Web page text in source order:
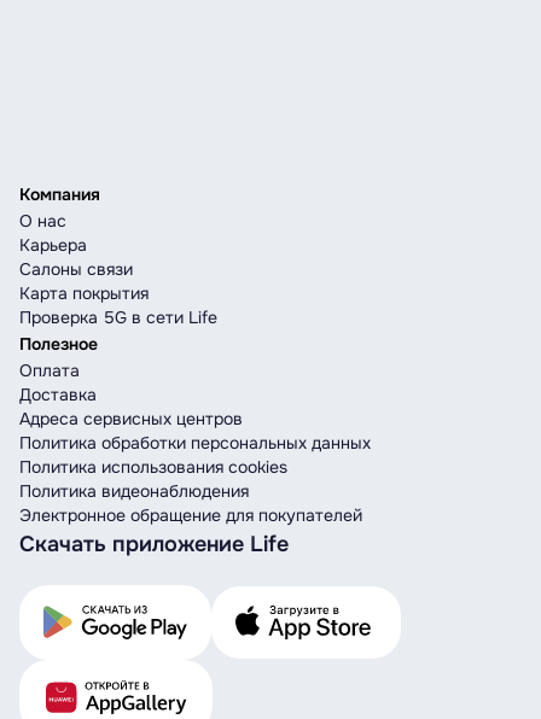
Компания
О нас
Карьера
Салоны связи
Карта покрытия
Проверка 5G в сети Life
Полезное
Оплата
Доставка
Адреса сервисных центров
Политика обработки персональных данных
Политика использования cookies
Политика видеонаблюдения
Электронное обращение для покупателей
Скачать приложение Life